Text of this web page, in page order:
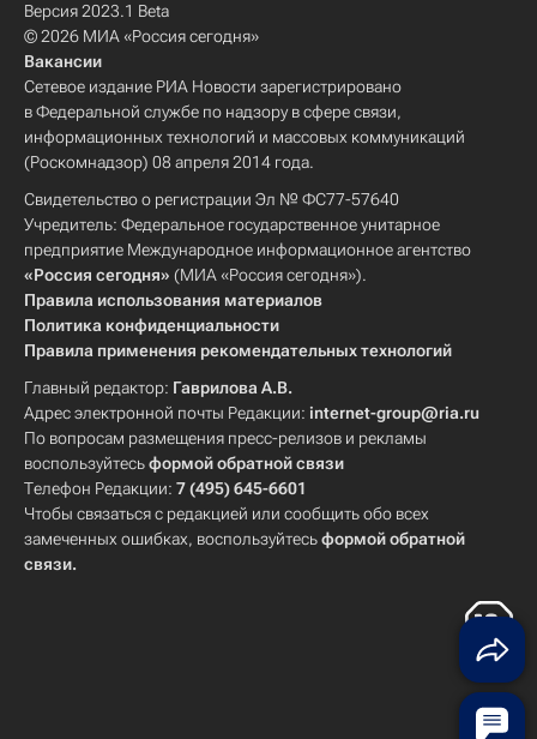
Версия 2023.1 Beta
© 2026 МИА «Россия сегодня»
Вакансии
Сетевое издание РИА Новости зарегистрировано
в Федеральной службе по надзору в сфере связи,
информационных технологий и массовых коммуникаций
(Роскомнадзор) 08 апреля 2014 года.
Свидетельство о регистрации Эл № ФС77-57640
Учредитель: Федеральное государственное унитарное
предприятие Международное информационное агентство
«Россия сегодня» (МИА «Россия сегодня»).
Правила использования материалов
Политика конфиденциальности
Правила применения рекомендательных технологий
Главный редактор: Гаврилова А.В.
Адрес электронной почты Редакции: internet-group@ria.ru
По вопросам размещения пресс-релизов и рекламы
воспользуйтесьформой обратной связи
Телефон Редакции: 7 (495) 645-6601
Чтобы связаться с редакцией или сообщить обо всех
замеченных ошибках, воспользуйтесьформой обратной
связи.